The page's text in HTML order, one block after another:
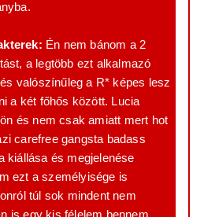
Én nem bánom a 2
a legtöbb ezt alkalmazó
valószínűleg a R* képes lesz
a két főhős között. Lucia
és nem csak amiatt mert hot
carefree gangsta badass
kiállása és megjelenése
ezt a személyisége is
túl sok mindent nem